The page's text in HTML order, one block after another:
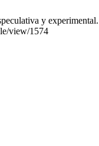
y
view/1574